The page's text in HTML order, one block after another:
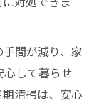
間が減り、家
して暮らせ
清掃は、安心